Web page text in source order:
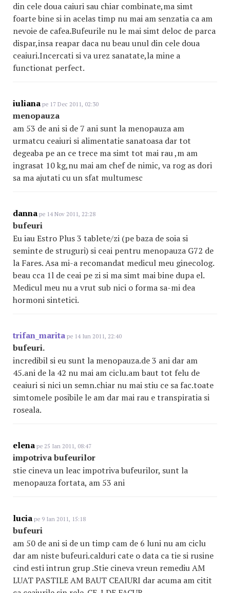
din cele doua caiuri sau chiar combinate,ma simt
foarte bine si in acelas timp nu mai am senzatia ca am
nevoie de cafea.Bufeurile nu le mai simt deloc de parca
dispar,insa reapar daca nu beau unul din cele doua
ceaiuri.Incercati si va urez sanatate,la mine a
functionat perfect.
iuliana pe 17 Dec 2011, 02:30
menopauza
am 53 de ani si de 7 ani sunt la menopauza am
urmatcu ceaiuri si alimentatie sanatoasa dar tot
degeaba pe an ce trece ma simt tot mai rau ,m am
ingrasat 10 kg,nu mai am chef de nimic, va rog as dori
sa ma ajutati cu un sfat multumesc
danna pe 14 Nov 2011, 22:28
bufeuri
Eu iau Estro Plus 3 tablete/zi (pe baza de soia si
seminte de struguri) si ceai pentru menopauza G72 de
la Fares. Asa mi-a recomandat medicul meu ginecolog.
beau cca 1l de ceai pe zi si ma simt mai bine dupa el.
Medicul meu nu a vrut sub nici o forma sa-mi dea
hormoni sintetici.
trifan_marita pe 14 Iun 2011, 22:40
bufeuri.
incredibil si eu sunt la menopauza.de 3 ani dar am
45.ani de la 42 nu mai am ciclu.am baut tot felu de
ceaiuri si nici un semn.chiar nu mai stiu ce sa fac.toate
simtomele posibile le am dar mai rau e transpiratia si
roseala.
elena pe 25 Ian 2011, 08:47
impotriva bufeurilor
stie cineva un leac impotriva bufeurilor, sunt la
menopauza fortata, am 53 ani
lucia pe 9 Ian 2011, 15:18
bufeuri
am 50 de ani si de un timp cam de 6 luni nu am ciclu
dar am niste bufeuri.calduri cate o data ca tie si rusine
cind esti intrun grup .Stie cineva vreun remediu AM
LUAT PASTILE AM BAUT CEAIURI dar acuma am citit